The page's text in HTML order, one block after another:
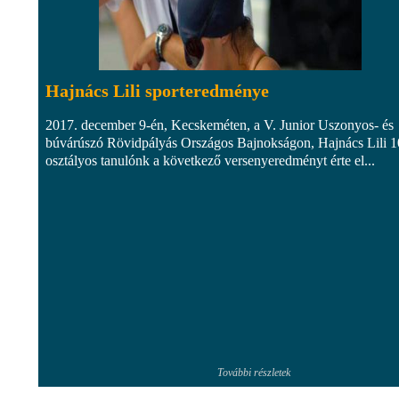
Hajnács Lili sporteredménye
2017. december 9-én, Kecskeméten, a V. Junior Uszonyos- és
búvárúszó Rövidpályás Országos Bajnokságon, Hajnács Lili
osztályos tanulónk a következő versenyeredményt érte el...
További részletek